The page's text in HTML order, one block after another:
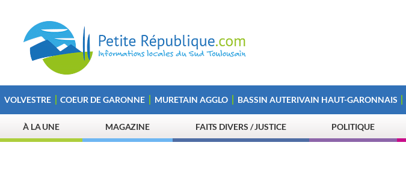
VOLVESTRE COEUR DE GARONNE MURETAIN AGGLO BASSIN AUTERIVAIN HAUT-GARONNAIS
À LA UNE MAGAZINE FAITS DIVERS / JUSTICE POLITIQUE